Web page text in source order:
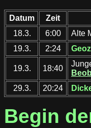
Datum
Zeit
18.3.
6:00
Alte
19.3.
2:24
19.3. 18:40
29.3.
20:24
Begin